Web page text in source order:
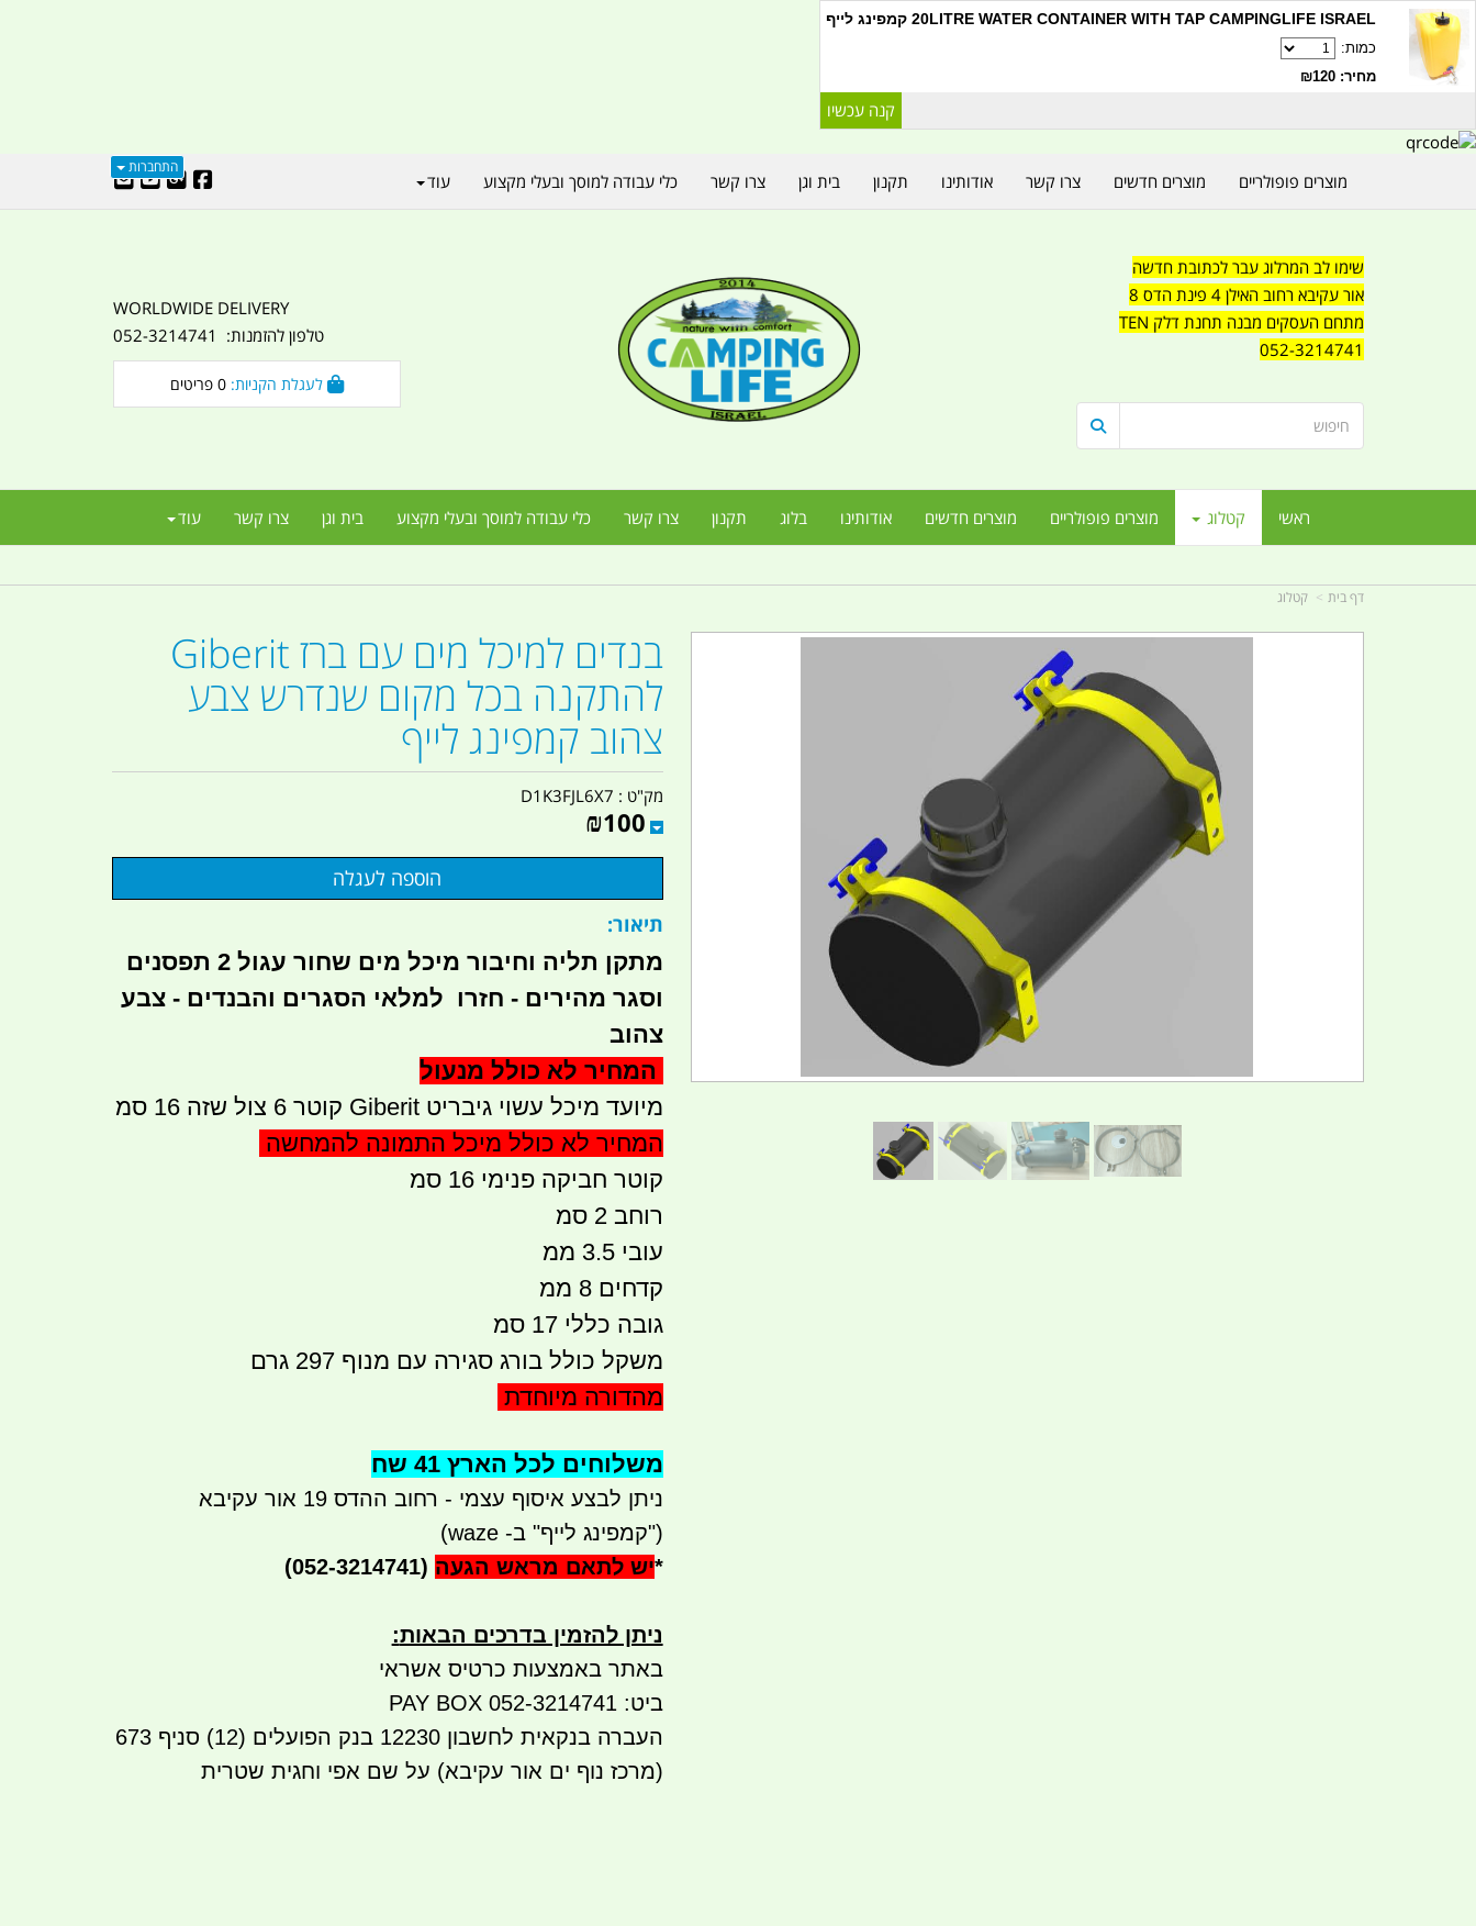
20LITRE WATER CONTAINER WITH TAP CAMPINGLIFE ISRAEL קמפינג לייף
כמות:
מחיר: ₪120
התחברות
שימו לב המרלוג עבר לכתובת חדשה
אור עקיבא רחוב האילן 4 פינת הדס 8
מתחם העסקים מבנה תחנת דלק TEN
052-3214741
WORLDWIDE DELIVERY
טלפון להזמנות: 052-3214741
0
ראשי קטלוג מוצרים פופולריים מוצרים חדשים אודותינו בלוג תקנון צרו קשר כלי עבודה למוסך ובעלי מקצוע בית וגן צרו קשר עוד
מוצרים פופולריים מוצרים חדשים צרו קשר אודותינו תקנון בית וגן צרו קשר כלי עבודה למוסך ובעלי מקצוע עוד
דף בית קטלוג
בנדים למיכל מים עם ברז Giberit
להתקנה בכל מקום שנדרש צבע
צהוב קמפינג לייף
מק"ט : D1K3FJL6X7
₪100
תיאור:
מתקן תליה וחיבור מיכל מים שחור עגול 2 תפסנים
וסגר מהירים - חזרו למלאי הסגרים והבנדים - צבע
צהוב
המחיר לא כולל מנעול
מיועד מיכל עשוי גיבריט Giberit קוטר 6 צול שזה 16 סמ
המחיר לא כולל מיכל התמונה להמחשה
קוטר חביקה פנימי 16 סמ
רוחב 2 סמ
עובי 3.5 ממ
קדחים 8 ממ
גובה כללי 17 סמ
משקל כולל בורג סגירה עם מנוף 297 גרם
מהדורה מיוחדת
משלוחים לכל הארץ 41 שח
ניתן לבצע איסוף עצמי - רחוב ההדס 19 אור עקיבא
("קמפינג לייף" ב- waze)
*יש לתאם מראש הגעה (052-3214741)
ניתן להזמין בדרכים הבאות:
באתר באמצעות כרטיס אשראי
ביט: 052-3214741 PAY BOX
העברה בנקאית לחשבון 12230 בנק הפועלים (12) סניף 673
(מרכז נוף ים אור עקיבא) על שם אפי וחגית שטרית